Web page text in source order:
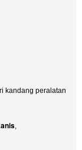
kandang peralatan
,